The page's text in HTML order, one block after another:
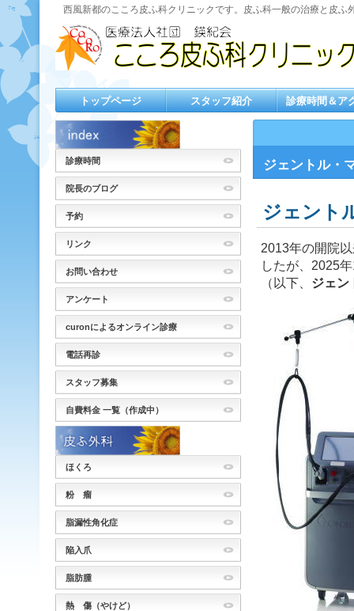
西風新都のこころ皮ふ科クリニックです。皮ふ科一般の治療と皮ふ
ジェントル・
ジェント
2013年の開院
したが、2025
（以下、 ジェン
トップページ スタッフ紹介 診療時間＆ア
診療時間
院長のブログ
予約
リンク
お問い合わせ
アンケート
curonによるオンライン診療
電話再診
スタッフ募集
自費料金 一覧（作成中）
ほくろ
粉 瘤
脂漏性角化症
陥入爪
脂肪腫
熱 傷（やけど）